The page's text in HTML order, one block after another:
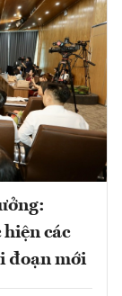
các
đoạn mới